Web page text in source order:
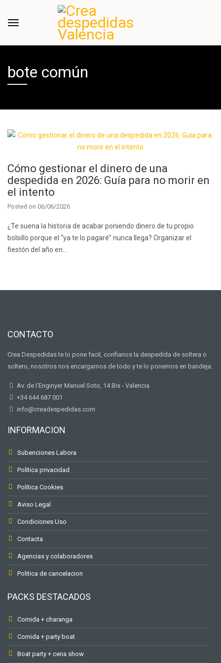
bote común
Cómo gestionar el dinero de una
despedida en 2026: Guía para no morir en
el intento
Posted on 06/06/2026
¿Te suena la historia de acabar poniendo dinero de tu propio
bolsillo porque el “ya te lo pagaré” nunca llega? Organizar el
fiestón del año en…
CONTACTO
Crea Despedidas te lo pone facil, confianos la despedida de soltera o
soltero, nosotros nos encargamos de todo y te lo ponemos en bandeja.
Av. de I'Enginyer Manuel Soto, 14 Bis - Valencia
+34 644 687 001
info@creadespedidas.com
INFORMACION
Subenciones Labora
Política privacidad
Política Cookies
Aviso Legal
Condiciones Uso
Contacta
Agencias y colaboradores
Politica de cancelacion
PACKS DESTACADOS
Comida + charanga
Comida + party boat
Boat party + cena show